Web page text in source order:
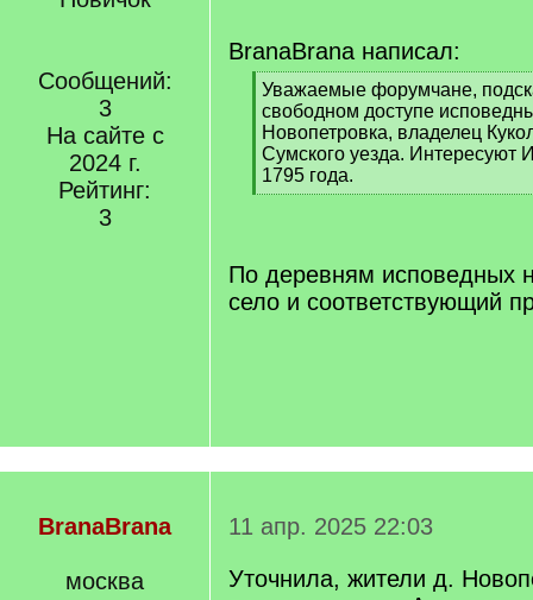
Сообщений:
3
На сайте с
2024 г.
Рейтинг:
3
BranaBrana написал:
[
q
]
Уважаемые форумчане,
свободном доступе
Новопетровка, владелец
Сумского уезда. Интересуют
1795 года.
[
По деревням исповедных
село и соответствующий
BranaBrana
москва
11 апр. 2025 22:03
Уточнила, жители д.